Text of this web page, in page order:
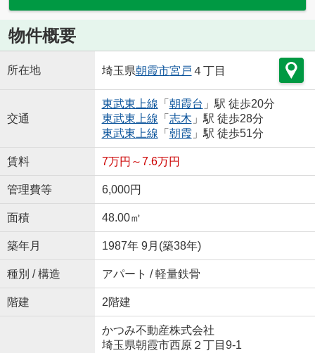
物件概要
所在地 埼玉県朝霞市宮戸 ４丁目
交通
東武東上線 「 朝霞台 」駅 徒歩20分
東武東上線 「 志木 」駅 徒歩28分
東武東上線 「 朝霞 」駅 徒歩51分
賃料 7万円～7.6万円
管理費等 6,000円
面積 48.00㎡
築年月 1987年 9月(築38年)
種別 / 構造 アパート / 軽量鉄骨
階建 2階建
かつみ不動産株式会社
埼玉県朝霞市西原２丁目9-1